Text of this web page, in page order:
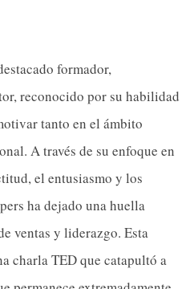
formador,
reconocido por su habilidad
tanto en el ámbito
A través de su enfoque en
el entusiasmo y los
ha dejado una huella
ventas y liderazgo. Esta
charla TED que catapultó a